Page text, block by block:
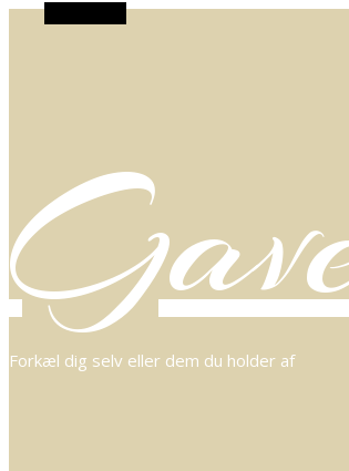
Forkæl dig selv eller dem du holder af